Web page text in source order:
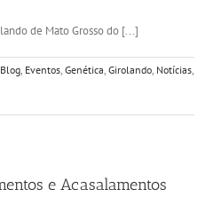
de Mato Grosso do [...]
Blog, Eventos, Genética, Girolando, Notícias,
e Acasalamentos